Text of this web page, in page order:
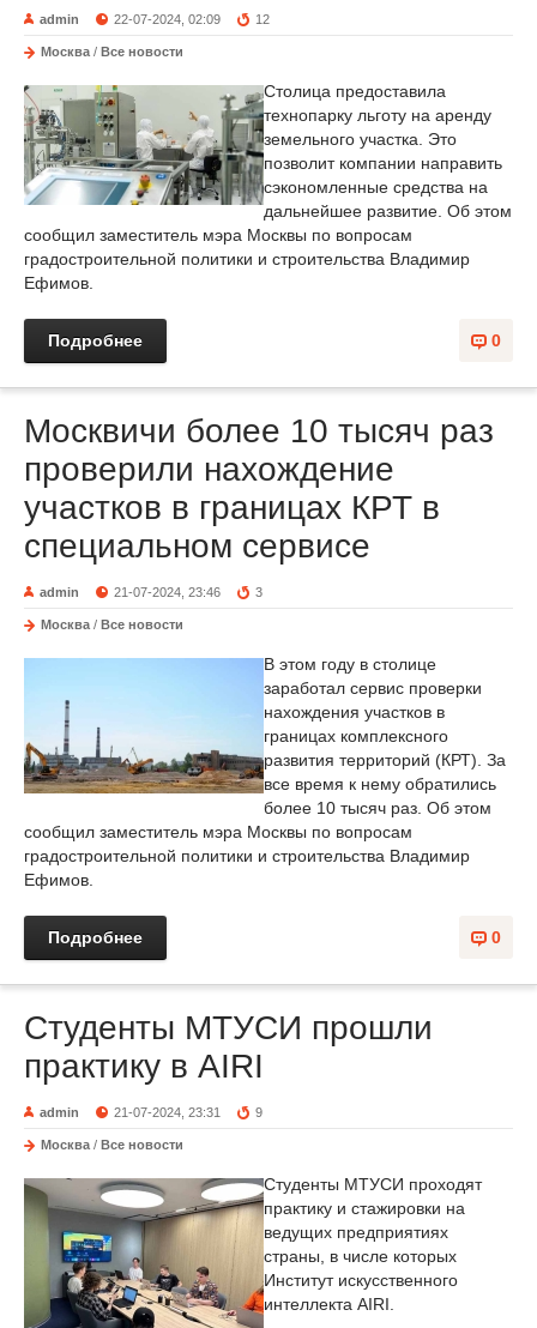
admin 22-07-2024, 02:09 12
Москва / Все новости
Столица предоставила
технопарку льготу на аренду
земельного участка. Это
позволит компании направить
сэкономленные средства на
дальнейшее развитие. Об этом
сообщил заместитель мэра Москвы по вопросам
градостроительной политики и строительства Владимир
Ефимов.
0
Подробнее
Москвичи более 10 тысяч раз
проверили нахождение
участков в границах КРТ в
специальном сервисе
admin 21-07-2024, 23:46 3
Москва / Все новости
В этом году в столице
заработал сервис проверки
нахождения участков в
границах комплексного
развития территорий (КРТ). За
все время к нему обратились
более 10 тысяч раз. Об этом
сообщил заместитель мэра Москвы по вопросам
градостроительной политики и строительства Владимир
Ефимов.
0
Подробнее
Студенты МТУСИ прошли
практику в AIRI
admin 21-07-2024, 23:31 9
Москва / Все новости
Студенты МТУСИ проходят
практику и стажировки на
ведущих предприятиях
страны, в числе которых
Институт искусственного
интеллекта AIRI.